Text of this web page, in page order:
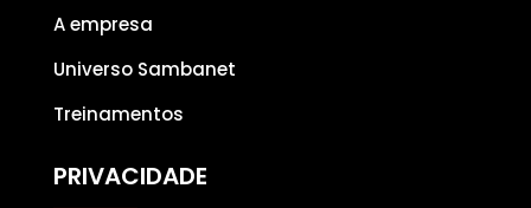
A empresa
Universo Sambanet
Treinamentos
PRIVACIDADE